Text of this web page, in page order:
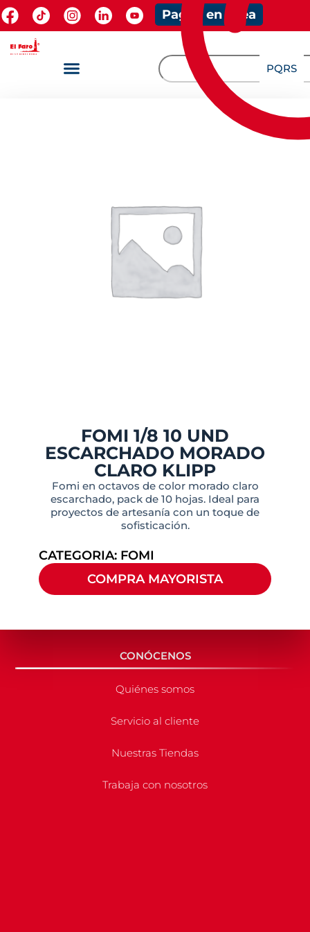
Pagos en línea
PQRS
FOMI 1/8 10 UND
ESCARCHADO MORADO
CLARO KLIPP
Fomi en octavos de color morado claro
escarchado, pack de 10 hojas. Ideal para
proyectos de artesanía con un toque de
sofisticación.
CATEGORIA: FOMI
COMPRA MAYORISTA
CONÓCENOS
Quiénes somos
Servicio al cliente
Nuestras Tiendas
Trabaja con nosotros